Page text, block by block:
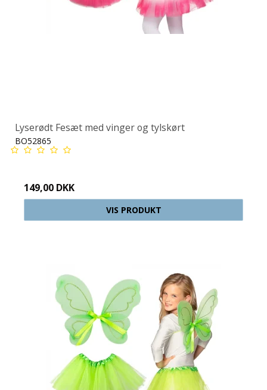
Lyserødt Fesæt med vinger og tylskørt
BO52865
149,00 DKK
VIS PRODUKT